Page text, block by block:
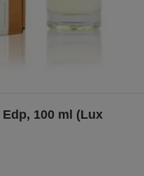
Edp, 100 ml (Lux